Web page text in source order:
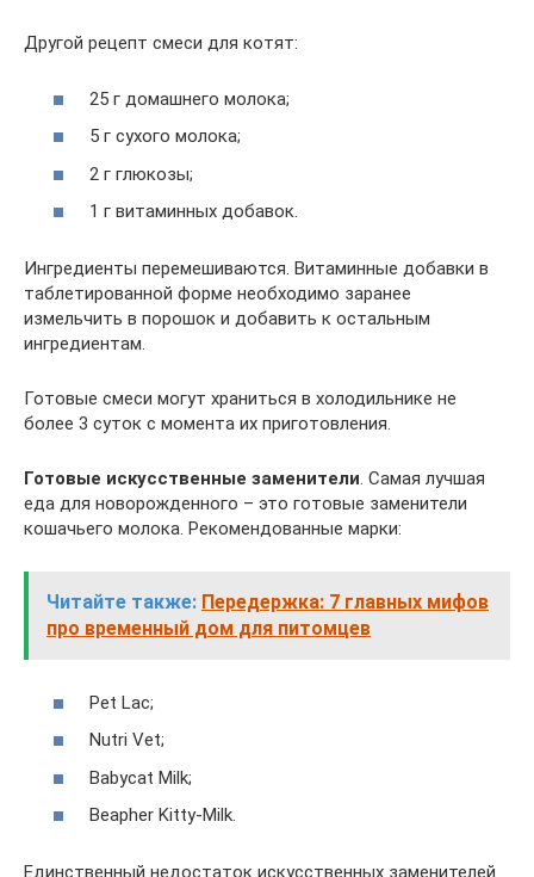
Другой рецепт смеси для котят:
25 г домашнего молока;
5 г сухого молока;
2 г глюкозы;
1 г витаминных добавок.
Ингредиенты перемешиваются. Витаминные добавки в
таблетированной форме необходимо заранее
измельчить в порошок и добавить к остальным
ингредиентам.
Готовые смеси могут храниться в холодильнике не
более 3 суток с момента их приготовления.
Готовые искусственные заменители. Самая лучшая
еда для новорожденного – это готовые заменители
кошачьего молока. Рекомендованные марки:
Читайте также: Передержка: 7 главных мифов
про временный дом для питомцев
Pet Lac;
Nutri Vet;
Babycat Milk;
Beapher Kitty-Milk.
Единственный недостаток искусственных заменителей